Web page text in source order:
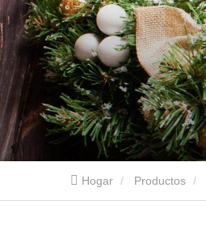
Hogar Productos